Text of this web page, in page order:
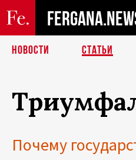
НОВОСТИ СТАТЬИ
Почему